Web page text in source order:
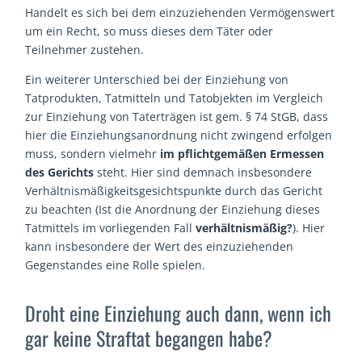
Handelt es sich bei dem einzuziehenden Vermögenswert
um ein Recht, so muss dieses dem Täter oder
Teilnehmer zustehen.
Ein weiterer Unterschied bei der Einziehung von
Tatprodukten, Tatmitteln und Tatobjekten im Vergleich
zur Einziehung von Taterträgen ist gem. § 74 StGB, dass
hier die Einziehungsanordnung nicht zwingend erfolgen
muss, sondern vielmehr im pflichtgemäßen Ermessen
des Gerichts steht. Hier sind demnach insbesondere
Verhältnismäßigkeitsgesichtspunkte durch das Gericht
zu beachten (Ist die Anordnung der Einziehung dieses
Tatmittels im vorliegenden Fallverhältnismäßig?). Hier
kann insbesondere der Wert des einzuziehenden
Gegenstandes eine Rolle spielen.
Droht eine Einziehung auch dann, wenn ich
gar keine Straftat begangen habe?